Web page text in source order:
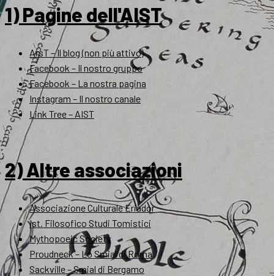
1) Pagine dell'AIST
ArsT – Il blog (non più attivo)
Facebook – Il nostro gruppo
Facebook – La nostra pagina
Instagram – Il nostro canale
Link Tree – AIST
2) Altre associazioni
Associazione Culturale Eriador
Ist. Filosofico Studi Tomistici
Mythopoeic Society
Proudneck – Lo Smial di Roma
Sackville – Smial di Bergamo